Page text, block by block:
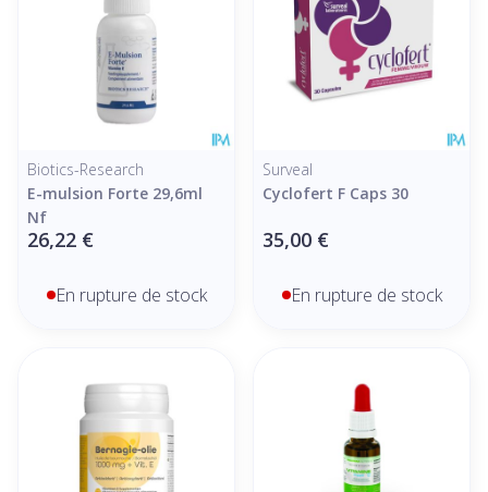
Biotics-Research
E-mulsion Forte 29,6ml
Nf
26,22 €
En rupture de stock
Surveal
Cyclofert F Caps 30
35,00 €
En rupture de stock